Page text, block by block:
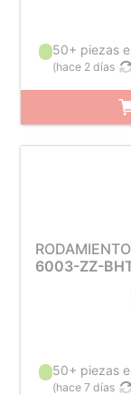
50+ piezas
(hace 2 días
6003-ZZ-
50+ piezas
(hace 7 días